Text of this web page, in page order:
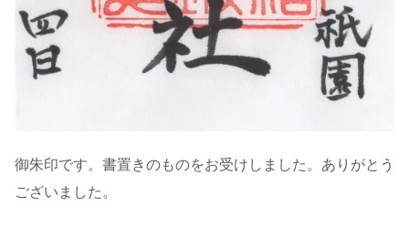
御朱印です。書置きのものをお受けしました。ありがとう
ございました。